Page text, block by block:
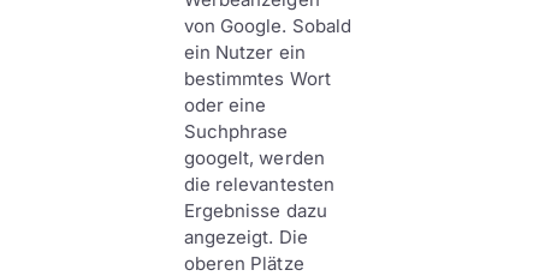
von Google. Sobald
ein Nutzer ein
bestimmtes Wort
oder eine
Suchphrase
googelt, werden
die relevantesten
Ergebnisse dazu
angezeigt. Die
oberen Plätze